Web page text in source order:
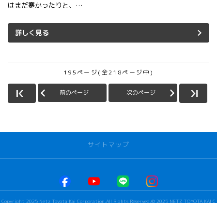
はまだ寒かったりと、…
詳しく見る
195ページ(全218ページ中)
前のページ 次のページ
サイトマップ
Copyright 2025 Netz Toyota Kai Corporation.All Rights Reserved.© 2025 NETZ TOYOTA KAI C